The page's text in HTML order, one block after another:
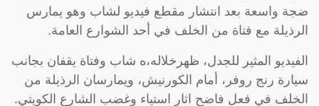
ضجة واسعة بعد انتشار مقطع فيديو لشاب وهو يمارس
الرذيلة مع فتاة من الخلف في أحد الشوارع العامة.
الفيديو المثير للجدل، ظهرخلاله،ه شاب وفتاة يقفان بجانب
سيارة رنج روفر، أمام الكورنيش، ويمارسان الرذيلة من
الخلف في فعل فاضح اثار استياء وغضب الشارع الكويتي.